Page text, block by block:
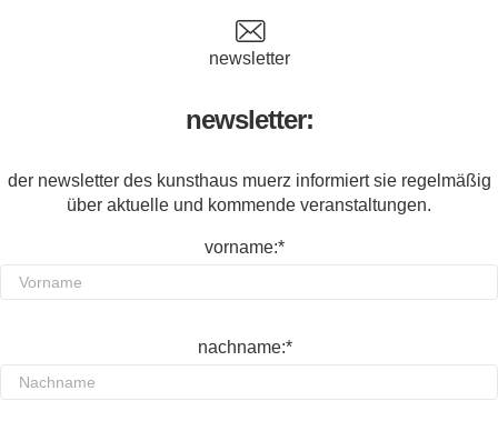
newsletter
newsletter:
der newsletter des kunsthaus muerz informiert sie regelmäßig
über aktuelle und kommende veranstaltungen.
vorname:*
nachname:*